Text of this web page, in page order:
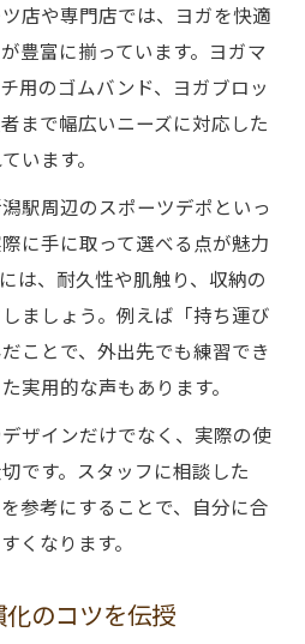
店や専門店では、ヨガを快適
豊富に揃っています。ヨガマ
用のゴムバンド、ヨガブロッ
まで幅広いニーズに対応した
います。
駅周辺のスポーツデポといっ
に手に取って選べる点が魅力
は、耐久性や肌触り、収納の
ましょう。例えば「持ち運び
ことで、外出先でも練習でき
実用的な声もあります。
ザインだけでなく、実際の使
です。スタッフに相談した
参考にすることで、自分に合
くなります。
のコツを伝授